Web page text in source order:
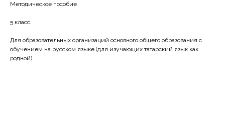
Методическое пособие
5 класс.
Для образовательных организаций основного общего образования с
обучением на русском языке (для изучающих татарский язык как
родной)